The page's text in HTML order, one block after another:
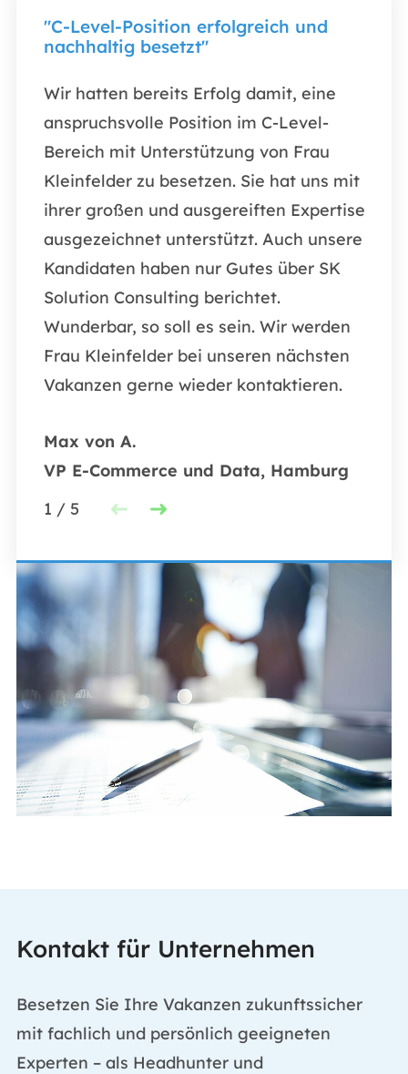
"C-Level-Position erfolgreich und
nachhaltig besetzt"
Wir hatten bereits Erfolg damit, eine
anspruchsvolle Position im C-Level-
Bereich mit Unterstützung von Frau
Kleinfelder zu besetzen. Sie hat uns mit
ihrer großen und ausgereiften Expertise
ausgezeichnet unterstützt. Auch unsere
Kandidaten haben nur Gutes über SK
Solution Consulting berichtet.
Wunderbar, so soll es sein. Wir werden
Frau Kleinfelder bei unseren nächsten
Vakanzen gerne wieder kontaktieren.
Max von A.
VP E-Commerce und Data, Hamburg
1 / 5
Kontakt für Unternehmen
Besetzen Sie Ihre Vakanzen zukunftssicher
mit fachlich und persönlich geeigneten
Experten – als Headhunter und